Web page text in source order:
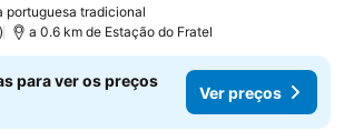
portuguesa tradicional
a 0.6 km de Estação do Fratel
para ver os preços
Ver preços